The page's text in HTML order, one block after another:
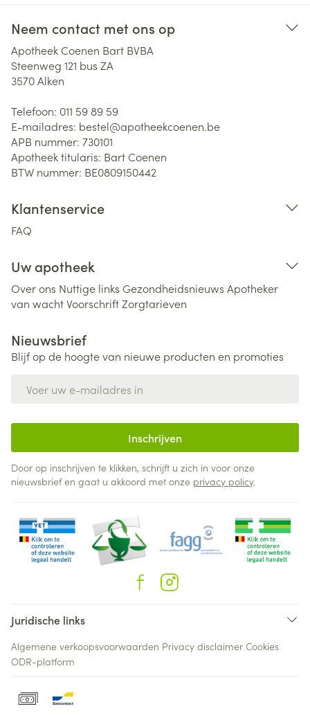
Neem contact met ons op
Apotheek Coenen Bart BVBA
Steenweg 121 bus ZA
3570Alken
Telefoon: 011 59 89 59
E-mailadres: bestel@apotheekcoenen.be
APB nummer: 730101
Apotheek titularis: Bart Coenen
BTW nummer: BE0809150442
Klantenservice
FAQ
Uw apotheek
Over ons Nuttige links Gezondheidsnieuws Apotheker
van wachtVoorschriftZorgtarieven
Nieuwsbrief
Blijf op de hoogte van nieuwe producten en promoties
Inschrijven
Door op inschrijven te klikken, schrijft u zich in voor onze
nieuwsbrief en gaat u akkoord met onze privacy policy.
Juridische links
Algemene verkoopsvoorwaarden Privacy disclaimer Cookies
ODR-platform